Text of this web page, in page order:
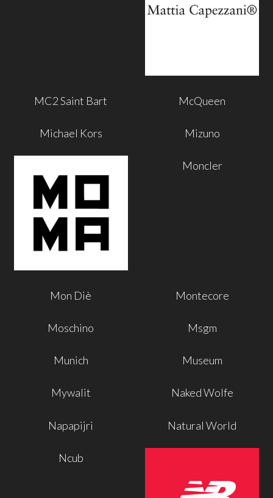
MC2 Saint Bart McQueen
Michael Kors Mizuno
Moncler
Mon Diè Montecore
Moschino Msgm
Munich Museum
Mywalit Naked Wolfe
Napapijri Natural World
Ncub